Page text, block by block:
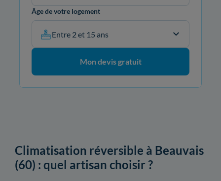
Âge de votre logement
Entre 2 et 15 ans
Mon devis gratuit
Climatisation réversible à Beauvais
(60) : quel artisan choisir ?